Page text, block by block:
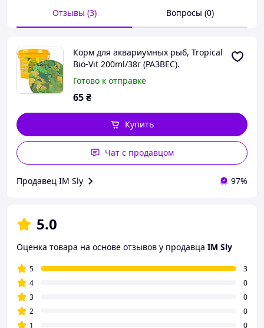
Отзывы (3) Вопросы (0)
Корм для аквариумных рыб, Tropical
Bio-Vit 200ml/38г (РАЗВЕС).
Готово к отправке
65₴
Купить
Чат с продавцом
Продавец IM Sly 97%
5.0
Оценка товара на основе отзывов у продавца IM Sly
5
3
4
0
3
0
2
0
1
0